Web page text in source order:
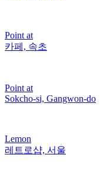
Point at
카페, 속초
Point at
Sokcho-si, Gangwon-do
Lemon
레트로샵, 서울